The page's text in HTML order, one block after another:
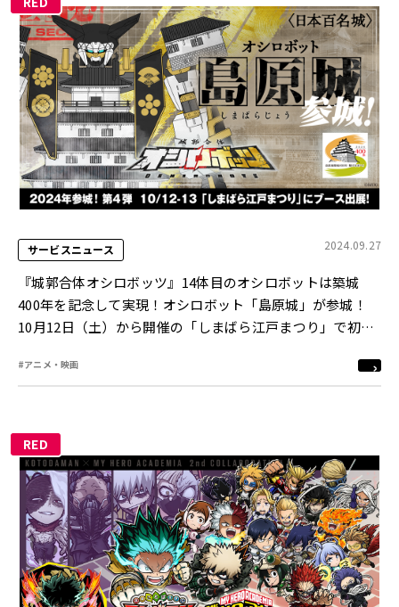
サービスニュース 2024.09.27
『城郭合体オシロボッツ』14体目のオシロボットは築城
400年を記念して実現！オシロボット「島原城」が参城！
10月12日（土）から開催の「しまばら江戸まつり」で初公
#アニメ・映画
RED